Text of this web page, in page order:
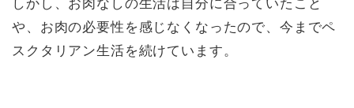
しかし、お肉なしの生活は自分に合っていたこと
や、お肉の必要性を感じなくなったので、今までペ
スクタリアン生活を続けています。